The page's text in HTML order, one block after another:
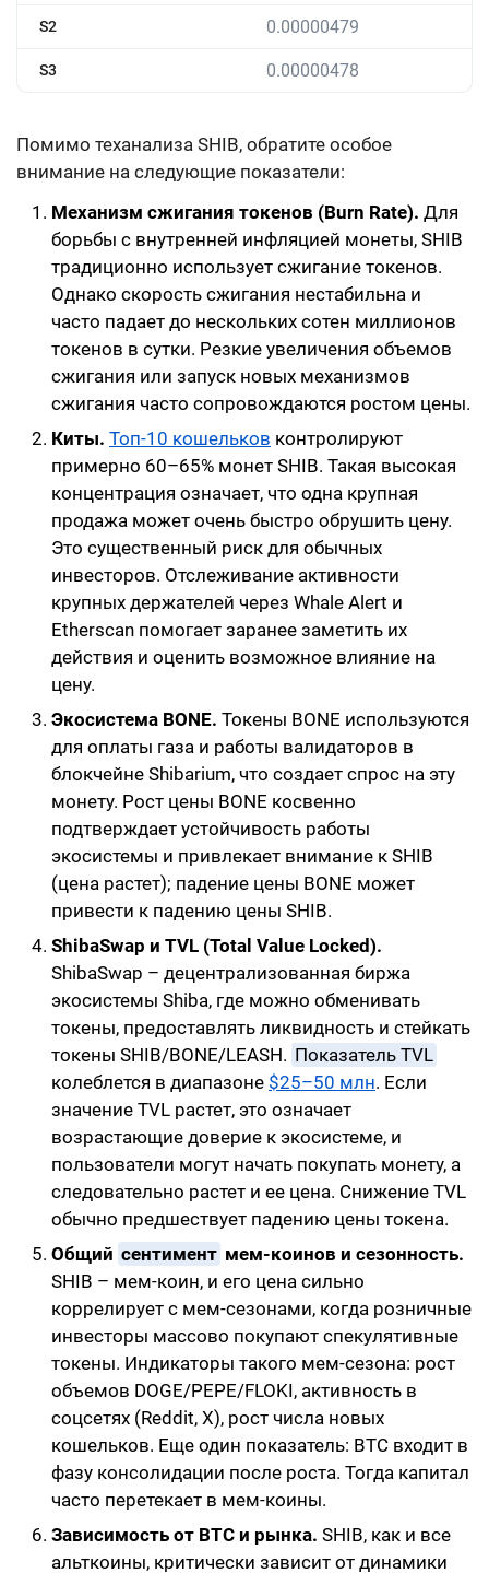
S2 0.00000479
S3 0.00000478
Помимо теханализа SHIB, обратите особое
внимание на следующие показатели:
Механизм сжигания токенов (Burn Rate). Для
борьбы с внутренней инфляцией монеты, SHIB
традиционно использует сжигание токенов.
Однако скорость сжигания нестабильна и
часто падает до нескольких сотен миллионов
токенов в сутки. Резкие увеличения объемов
сжигания или запуск новых механизмов
сжигания часто сопровождаются ростом цены.
Киты. Топ-10 кошельков контролируют
примерно 60–65% монет SHIB. Такая высокая
концентрация означает, что одна крупная
продажа может очень быстро обрушить цену.
Это существенный риск для обычных
инвесторов. Отслеживание активности
крупных держателей через Whale Alert и
Etherscan помогает заранее заметить их
действия и оценить возможное влияние на
цену.
Экосистема BONE. Токены BONE используются
для оплаты газа и работы валидаторов в
блокчейне Shibarium, что создает спрос на эту
монету. Рост цены BONE косвенно
подтверждает устойчивость работы
экосистемы и привлекает внимание к SHIB
(цена растет); падение цены BONE может
привести к падению цены SHIB.
ShibaSwap и TVL (Total Value Locked).
ShibaSwap – децентрализованная биржа
экосистемы Shiba, где можно обменивать
токены, предоставлять ликвидность и стейкать
токены SHIB/BONE/LEASH. Показатель TVL
колеблется в диапазоне $25–50 млн. Если
значение TVL растет, это означает
возрастающие доверие к экосистеме, и
пользователи могут начать покупать монету, а
следовательно растет и ее цена. Снижение TVL
обычно предшествует падению цены токена.
Общий сентимент мем-коинов и сезонность.
SHIB – мем-коин, и его цена сильно
коррелирует с мем-сезонами, когда розничные
инвесторы массово покупают спекулятивные
токены. Индикаторы такого мем-сезона: рост
объемов DOGE/PEPE/FLOKI, активность в
соцсетях (Reddit, X), рост числа новых
кошельков. Еще один показатель: BTC входит в
фазу консолидации после роста. Тогда капитал
часто перетекает в мем-коины.
Зависимость от BTC и рынка. SHIB, как и все
альткоины, критически зависит от динамики